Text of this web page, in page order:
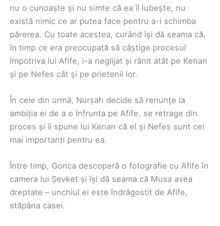
nu o cunoaște și nu simte că ea îl iubește, nu
există nimic ce ar putea face pentru a-i schimba
părerea. Cu toate acestea, curând își dă seama că,
în timp ce era preocupată să câștige procesul
împotriva lui Afife, i-a neglijat și rănit atât pe Kenan
și pe Nefes cât și pe prietenii lor.
În cele din urmă, Nurșah decide să renunțe la
ambiția ei de a o înfrunta pe Afife, se retrage din
proces și îi spune lui Kenan că el și Nefes sunt cei
mai importanți pentru ea.
Între timp, Gonca descoperă o fotografie cu Afife în
camera lui Șevket și își dă seama că Musa avea
dreptate – unchiul ei este îndrăgostit de Afife,
stăpâna casei.